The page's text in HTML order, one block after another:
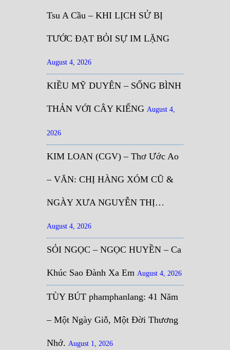
Tsu A Cầu – KHI LỊCH SỬ BỊ
TƯỚC ĐẠT BỎI SỰ IM LẶNG
August 4, 2026
KIỀU MỸ DUYÊN – SỐNG BÌNH
THẢN VỚI CÂY KIỂNG August 4,
2026
KIM LOAN (CGV) – Thơ Ước Ao
– VĂN: CHỊ HÀNG XÓM CŨ &
NGÀY XƯA NGUYỄN THỊ…
August 4, 2026
SỎI NGỌC – NGỌC HUYỀN – Ca
Khúc Sao Đành Xa Em August 4, 2026
TÙY BÚT phamphanlang: 41 Năm
– Một Ngày Giỗ, Một Đời Thương
Nhớ. August 1, 2026